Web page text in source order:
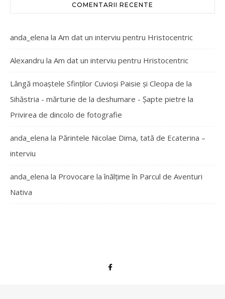
COMENTARII RECENTE
anda_elena la Am dat un interviu pentru Hristocentric
Alexandru la Am dat un interviu pentru Hristocentric
Lângă moaștele Sfinților Cuvioși Paisie și Cleopa de la
Sihăstria - mărturie de la deshumare - Şapte pietre la
Privirea de dincolo de fotografie
anda_elena la Părintele Nicolae Dima, tată de Ecaterina –
interviu
anda_elena la Provocare la înălțime în Parcul de Aventuri
Nativa